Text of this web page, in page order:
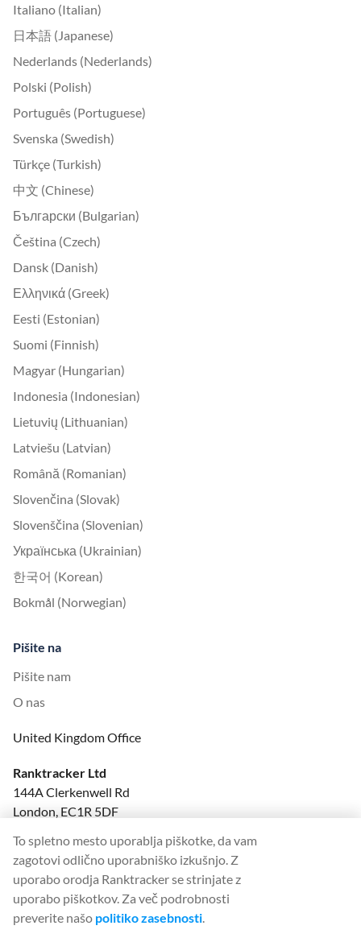
Italiano (Italian)
日本語 (Japanese)
Nederlands (Nederlands)
Polski (Polish)
Português (Portuguese)
Svenska (Swedish)
Türkçe (Turkish)
中文 (Chinese)
Български (Bulgarian)
Čeština (Czech)
Dansk (Danish)
Ελληνικά (Greek)
Eesti (Estonian)
Suomi (Finnish)
Magyar (Hungarian)
Indonesia (Indonesian)
Lietuvių (Lithuanian)
Latviešu (Latvian)
Română (Romanian)
Slovenčina (Slovak)
Slovenščina (Slovenian)
Українська (Ukrainian)
한국어 (Korean)
Bokmål (Norwegian)
Pišite na
Pišite nam
O nas
United Kingdom Office
Ranktracker Ltd
144A Clerkenwell Rd
London, EC1R 5DF
felix@ranktracker.com
2015 - 2026© Ranktracker. All Rights Reserved.
To spletno mesto uporablja piškotke, da vam
zagotovi odlično uporabniško izkušnjo. Z
uporabo orodja Ranktracker se strinjate z
uporabo piškotkov. Za več podrobnosti
preverite našo politiko zasebnosti.